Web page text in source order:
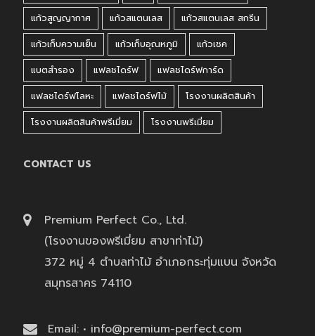
แก้วสูญญากาศ
แก้วสแตนเลส
แก้วสแตนเลส สกรีน
แก้วเก็บความเย็น
แก้วเก็บอุณหภูมิ
แก้วเชค
แบตสำรอง
แฟลชไดร์ฟ
แฟลชไดร์ฟการ์ด
แฟลชไดร์ฟโลหะ
แฟลชไดร์ฟไม้
โรงงานผลิตสินค้า
โรงงานผลิตสินค้าพรีเมี่ยม
โรงงานพรีเมี่ยม
CONTACT US
Premium Perfect Co., Ltd.
(โรงงานของพรีเมี่ยม สาขาท่าไม้)
372 หมู่ 4 ตำบลท่าไม้ อำเภอกระทุ่มแบน จังหวัด
สมุทรสาคร 74110
Email: • info@premium-perfect.com